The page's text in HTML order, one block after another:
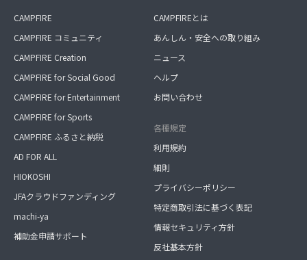
CAMPFIRE
CAMPFIRE コミュニティ
CAMPFIRE Creation
CAMPFIRE for Social Good
CAMPFIRE for Entertainment
CAMPFIRE for Sports
CAMPFIRE ふるさと納税
AD FOR ALL
HIOKOSHI
JFAクラウドファンディング
machi-ya
補助金申請サポート
CAMPFIREとは
あんしん・安全への取り組み
ニュース
ヘルプ
お問い合わせ
各種規定
利用規約
細則
プライバシーポリシー
特定商取引法に基づく表記
情報セキュリティ方針
反社基本方針